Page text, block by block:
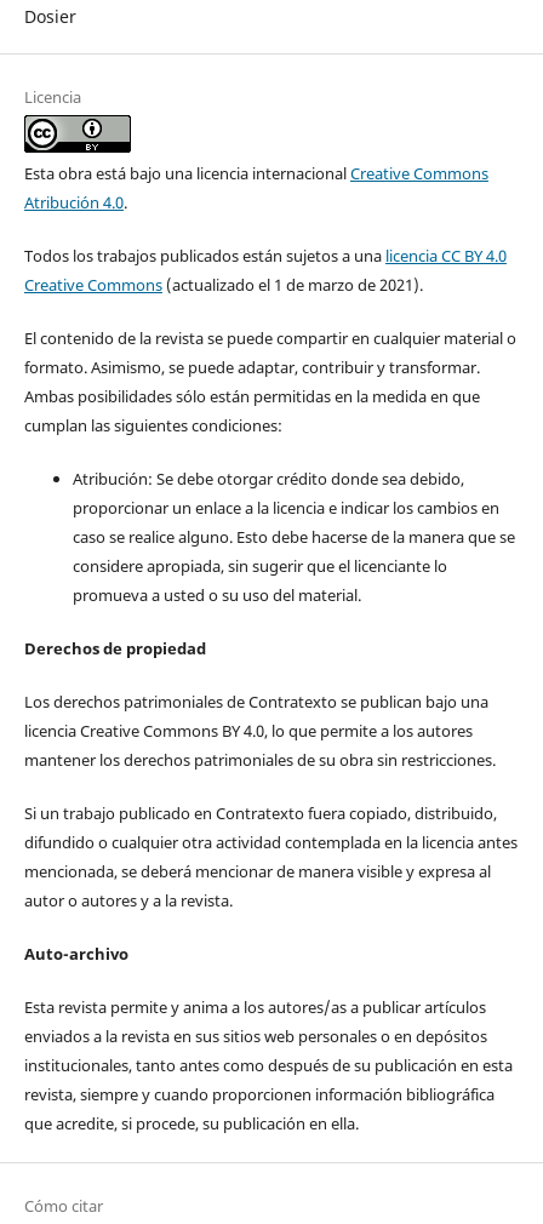
Dosier
Licencia
Esta obra está bajo una licencia internacionalCreative Commons
Atribución 4.0.
Todos los trabajos publicados están sujetos a una licencia CC BY 4.0
Creative Commons(actualizado el 1 de marzo de 2021).
El contenido de la revista se puede compartir en cualquier material o
formato. Asimismo, se puede adaptar, contribuir y transformar.
Ambas posibilidades sólo están permitidas en la medida en que
cumplan las siguientes condiciones:
Atribución: Se debe otorgar crédito donde sea debido,
proporcionar un enlace a la licencia e indicar los cambios en
caso se realice alguno. Esto debe hacerse de la manera que se
considere apropiada, sin sugerir que el licenciante lo
promueva a usted o su uso del material.
Derechos de propiedad
Los derechos patrimoniales de Contratexto se publican bajo una
licencia Creative Commons BY 4.0, lo que permite a los autores
mantener los derechos patrimoniales de su obra sin restricciones.
Si un trabajo publicado en Contratexto fuera copiado, distribuido,
difundido o cualquier otra actividad contemplada en la licencia antes
mencionada, se deberá mencionar de manera visible y expresa al
autor o autores y a la revista.
Auto-archivo
Esta revista permite y anima a los autores/as a publicar artículos
enviados a la revista en sus sitios web personales o en depósitos
institucionales, tanto antes como después de su publicación en esta
revista, siempre y cuando proporcionen información bibliográfica
que acredite, si procede, su publicación en ella.
Cómo citar